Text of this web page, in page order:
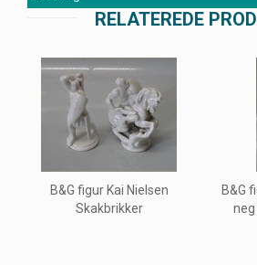
RELATEREDE
B&G figur Kai Nielsen
Skakbrikker
B&G
neg